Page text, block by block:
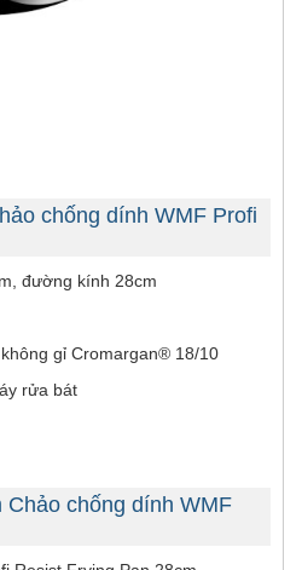
chống dính WMF Profi
đường kính 28cm
gỉ Cromargan® 18/10
rửa bát
Chảo chống dính WMF